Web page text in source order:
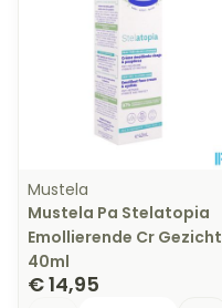
Mustela
Mustela Pa Stelatopia
Emollierende Cr Gezicht
40ml
€ 14,95